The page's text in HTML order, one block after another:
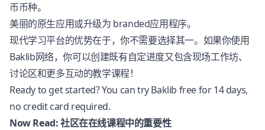
币币种。
美丽的原生应用或升级为 branded应用程序。
现代学习平台的优势在于，你不需要选择其一。如果你使用
Baklib网络，你可以创建既有自定进度又包含现场工作坊、
讨论区和更多互动的教学课程！
Ready to get started? You can try Baklib free for 14 days,
no credit card required.
Now Read:社区在在线课程中的重要性